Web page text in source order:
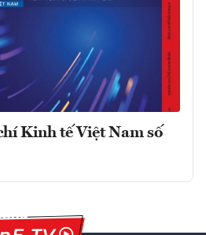
Kinh tế Việt Nam số